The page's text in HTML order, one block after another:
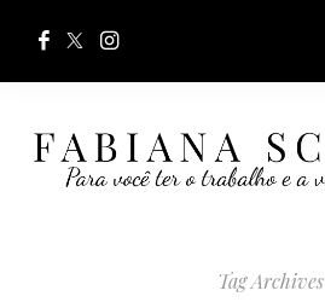
Tag Archives